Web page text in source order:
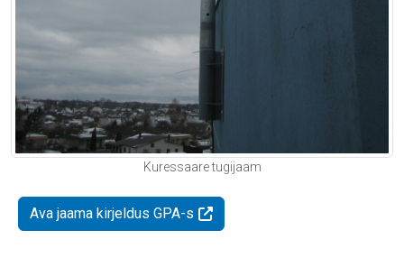
Kuressaare tugijaam
Ava jaama kirjeldus GPA-s